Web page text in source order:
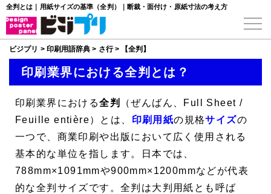
全判とは｜用紙サイズの基準（全判）｜断裁・面付け・原紙寸法の考え方
ビジプリ > 印刷用語辞典 > さ行> 【全判】
印刷業界における全判とは？
印刷業界における全判 （ぜんばん、 Full Sheet /
Feuille entière）とは、 印刷用紙の規格サイズの
一つで、商業印刷や出版において広く使用される
基本的な単位を指します。日本では、
788mm×1091mmや900mm×1200mmなどが代表
的な全判サイズです。全判は大判用紙とも呼ば